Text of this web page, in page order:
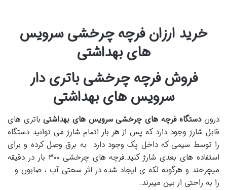
خرید ارزان فرچه چرخشی سرویس
های بهداشتی
فروش فرچه چرخشی باتری دار
سرویس های بهداشتی
دروندستگاه فرچه های چرخشی سرویس های بهداشتیباتری های
قابل شارژ وجود دارد که پس از هر بار اتمام شارژ می توانید دستگاه
را توسط سیمی که داخل پک وجود دارد به برق وصل کرده و برای
استفاده های بعدی شارژ کنید.فرچه های چرخشی ۳۰۰ بار در دقیقه
میچرخند و هرگونه لکه ی ایجاد شده در اثر سختی آب ، صابون و ..
را به راحتی از بین میبرند.